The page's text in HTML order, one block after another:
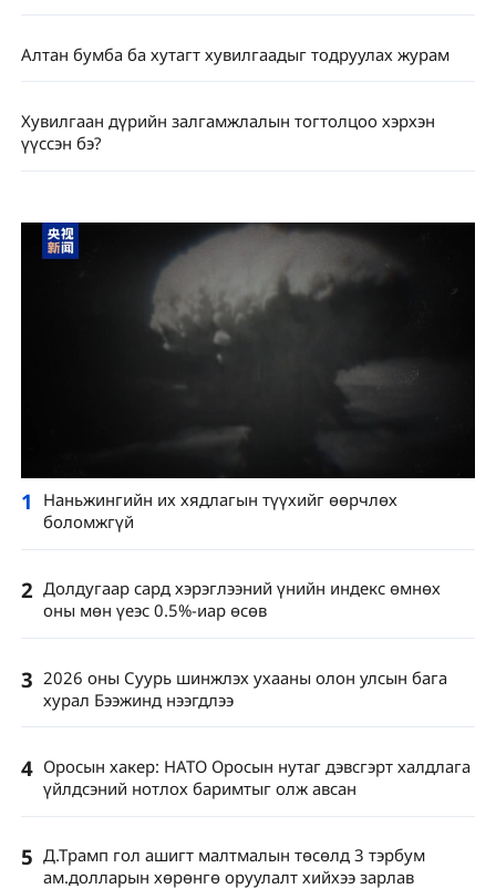
Алтан бумба ба хутагт хувилгаадыг тодруулах журам
Хувилгаан дүрийн залгамжлалын тогтолцоо хэрхэн
үүссэн бэ?
1
Наньжингийн их хядлагын түүхийг өөрчлөх
боломжгүй
2 Долдугаар сард хэрэглээний үнийн индекс өмнөх
оны мөн үеэс 0.5%-иар өсөв
3 2026 оны Суурь шинжлэх ухааны олон улсын бага
хурал Бээжинд нээгдлээ
4 Оросын хакер: НАТО Оросын нутаг дэвсгэрт халдлага
үйлдсэний нотлох баримтыг олж авсан
5 Д.Трамп гол ашигт малтмалын төсөлд 3 тэрбум
ам.долларын хөрөнгө оруулалт хийхээ зарлав